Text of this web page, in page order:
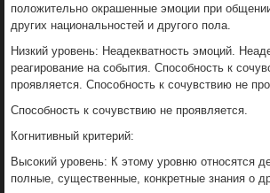
положительно окрашенные эмоции при
других национальностей и другого пола.
Низкий уровень: Неадекватность эмоций.
реагирование на события. Способность к
проявляется. Способность к сочувствию не
Способность к сочувствию не проявляется.
Когнитивный критерий:
Высокий уровень: К этому уровню относятся
полные, существенные, конкретные знания о